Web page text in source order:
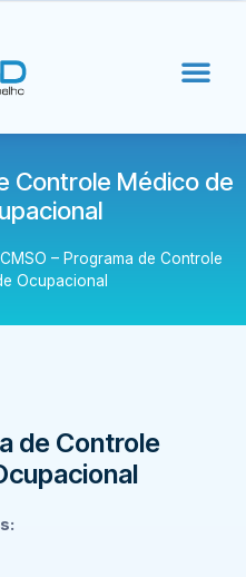
Controle Médico de
– Programa de Controle
Ocupacional
de Controle